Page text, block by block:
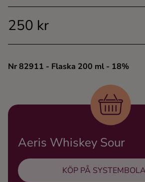
Shots
Ingredienser
250 kr
Nr 82911 - Flaska 200 ml - 18%
Aeris Whiskey Sour
KÖP PÅ